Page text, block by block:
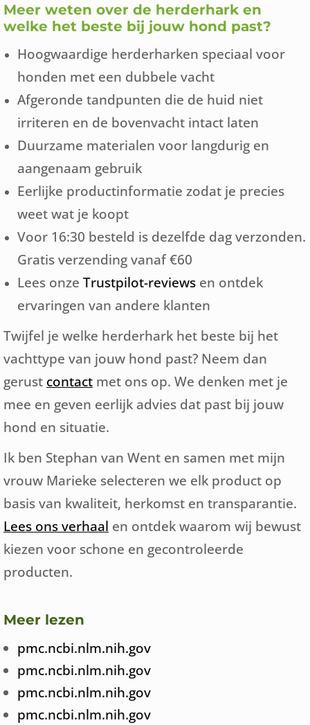
Meer weten over de herderhark en
welke het beste bij jouw hond past?
Hoogwaardige herderharken speciaal voor
honden met een dubbele vacht
Afgeronde tandpunten die de huid niet
irriteren en de bovenvacht intact laten
Duurzame materialen voor langdurig en
aangenaam gebruik
Eerlijke productinformatie zodat je precies
weet wat je koopt
Voor 16:30 besteld is dezelfde dag verzonden.
Gratis verzending vanaf €60
Lees onze Trustpilot-reviews en ontdek
ervaringen van andere klanten
Twijfel je welke herderhark het beste bij het
vachttype van jouw hond past? Neem dan
gerust contact met ons op. We denken met je
mee en geven eerlijk advies dat past bij jouw
hond en situatie.
Ik ben Stephan van Went en samen met mijn
vrouw Marieke selecteren we elk product op
basis van kwaliteit, herkomst en transparantie.
Lees ons verhaal en ontdek waarom wij bewust
kiezen voor schone en gecontroleerde
producten.
Meer lezen
pmc.ncbi.nlm.nih.gov
pmc.ncbi.nlm.nih.gov
pmc.ncbi.nlm.nih.gov
pmc.ncbi.nlm.nih.gov